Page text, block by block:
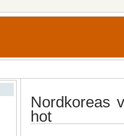
Nordkoreas
hot